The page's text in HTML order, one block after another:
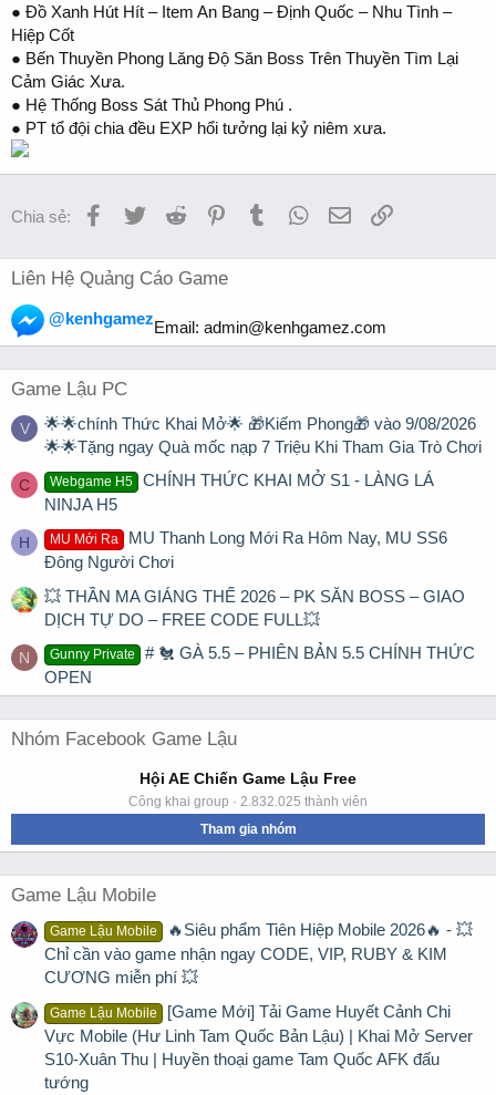
● Đồ Xanh Hút Hít – Item An Bang – Định Quốc – Nhu Tình –
Hiệp Cốt
● Bến Thuyền Phong Lăng Độ Săn Boss Trên Thuyền Tìm Lại
Cảm Giác Xưa.
● Hệ Thống Boss Sát Thủ Phong Phú .
● PT tổ đội chia đều EXP hổi tưởng lại kỷ niêm xưa.
Chia sẻ: Facebook
TwitterReddit PinterestTumblrWhatsApp
EmailLink
Liên Hệ Quảng Cáo Game
@kenhgamezEmail: admin@kenhgamez.com
Game Lậu PC
V
🌟🌟chính Thức Khai Mở🌟 🎁Kiếm Phong🎁 vào 9/08/2026
🌟🌟Tặng ngay Quà mốc nạp 7 Triệu Khi Tham Gia Trò Chơi
C Webgame H5
CHÍNH THỨC KHAI MỞ S1 - LÀNG LÁ
NINJA H5
H MU Mới Ra
MU Thanh Long Mới Ra Hôm Nay, MU SS6
Đông Người Chơi
💥 THẦN MA GIÁNG THẾ 2026 – PK SĂN BOSS – GIAO
DỊCH TỰ DO – FREE CODE FULL💥
N Gunny Private
# 🐔 GÀ 5.5 – PHIÊN BẢN 5.5 CHÍNH THỨC
OPEN
Nhóm Facebook Game Lậu
Hội AE Chiến Game Lậu Free
Công khai group · 2.832.025 thành viên
Tham gia nhóm
Game Lậu Mobile
Game Lậu Mobile
🔥Siêu phẩm Tiên Hiệp Mobile 2026🔥 - 💥
Chỉ cần vào game nhận ngay CODE, VIP, RUBY & KIM
CƯƠNG miễn phí 💥
Game Lậu Mobile
[Game Mới] Tải Game Huyết Cảnh Chi
Vực Mobile (Hư Linh Tam Quốc Bản Lậu) | Khai Mở Server
S10-Xuân Thu | Huyền thoại game Tam Quốc AFK đấu
tướng